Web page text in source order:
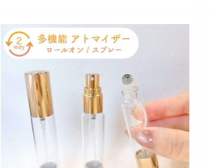
ギフト ハンドメイド 手作りおしゃれ かわ
いい